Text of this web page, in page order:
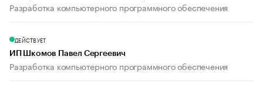
Разработка компьютерного программного обеспечения
ДЕЙСТВУЕТ
ИП Шкомов Павел Сергеевич
Разработка компьютерного программного обеспечения